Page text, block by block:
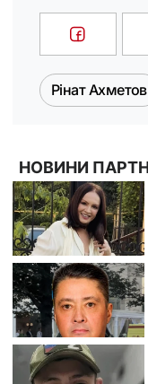
Рінат Ахметов